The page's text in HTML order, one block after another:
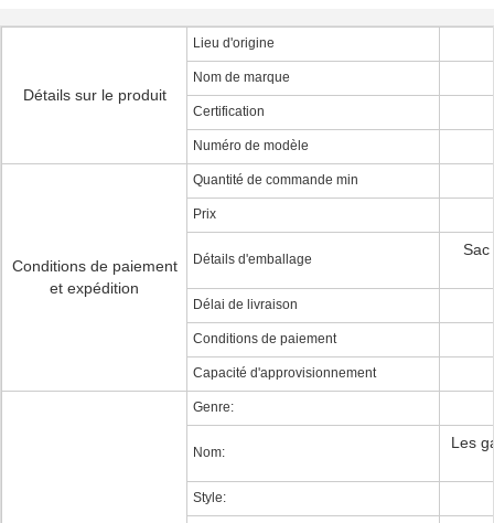
Détails sur le produit
Lieu d'origine
Nom de marque
Certification
Numéro de modèle
Conditions de paiement
et expédition
Quantité de commande min
Prix
Détails d'emballage
Sac
Délai de livraison
Conditions de paiement
Capacité d'approvisionnement
Genre:
Nom:
Les
Style: